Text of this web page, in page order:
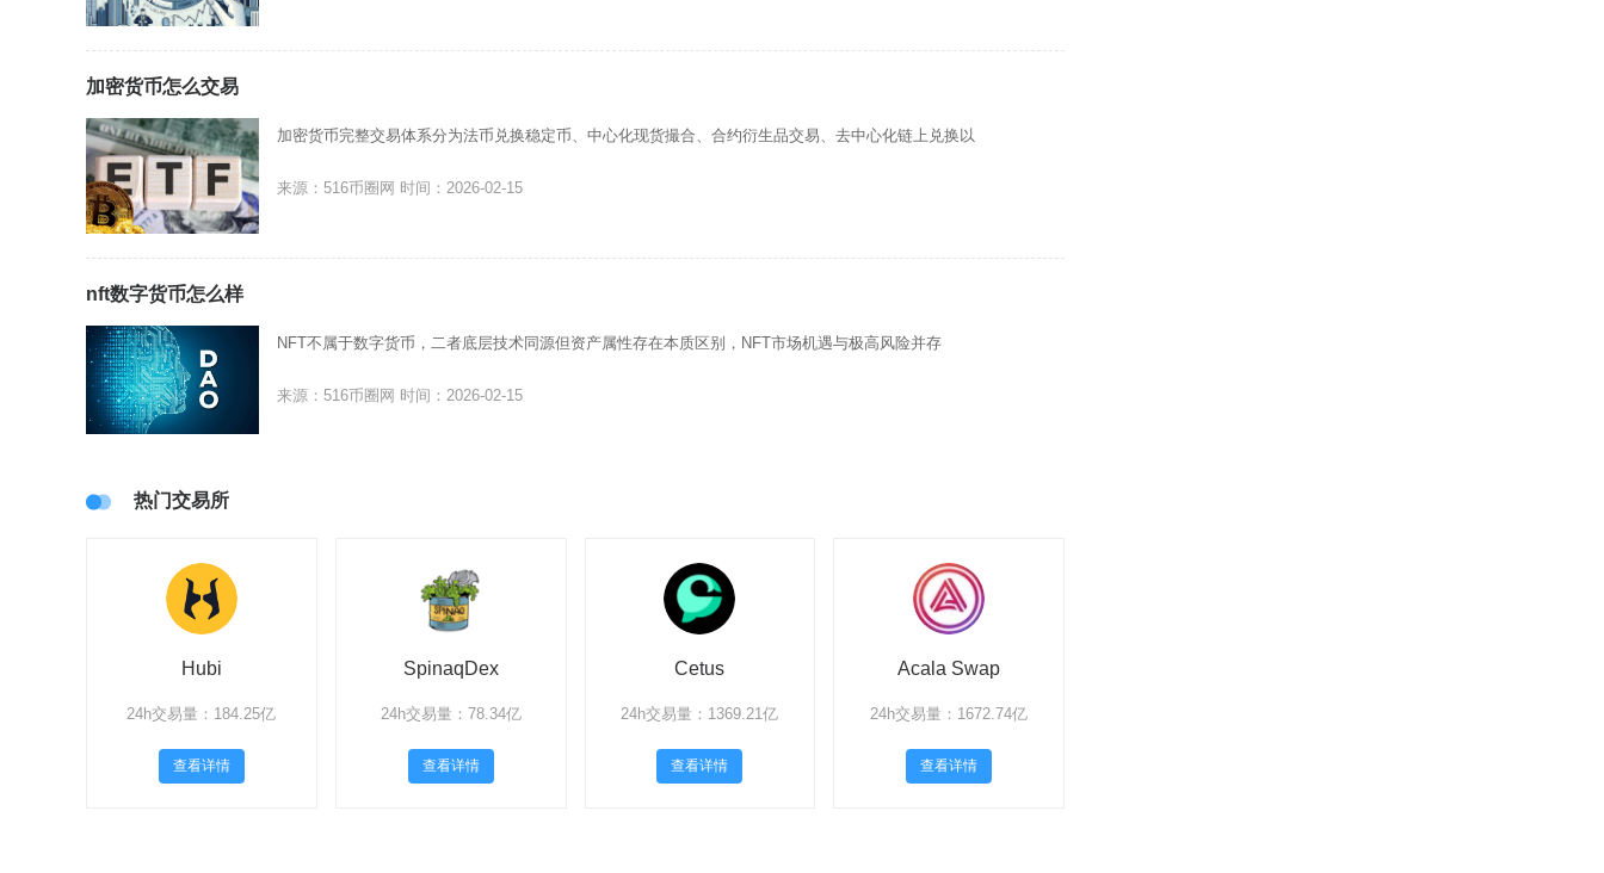
加密货币怎么交易
加密货币完整交易体系分为法币兑换稳定币、中心化现货撮合、合约衍生品交易、去中心化链上兑换以
来源：516币圈网 时间：2026-02-15
nft数字货币怎么样
NFT不属于数字货币，二者底层技术同源但资产属性存在本质区别，NFT市场机遇与极高风险并存
来源：516币圈网 时间：2026-02-15
热门交易所
Hubi
24h交易量：184.25亿
查看详情
SpinaqDex
24h交易量：78.34亿
查看详情
Cetus
24h交易量：1369.21亿
查看详情
Acala Swap
24h交易量：1672.74亿
查看详情